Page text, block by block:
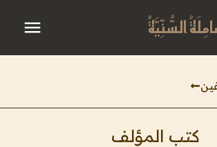
السُّنِّيَّةُ
كتب المؤلف